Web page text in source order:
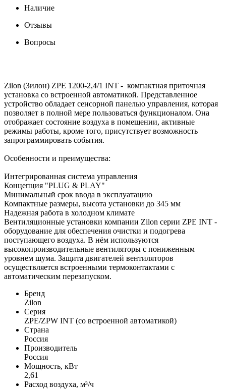
Наличие
Отзывы
Вопросы
Zilon (Зилон) ZPE 1200-2,4/1 INT - компактная приточная
установка со встроенной автоматикой. Представленное
устройство обладает сенсорной панелью управления, которая
позволяет в полной мере пользоваться функционалом. Она
отображает состояние воздуха в помещении, активные
режимы работы, кроме того, присутствует возможность
запрограммировать события.
Особенности и преимущества:
Интегрированная система управления
Концепция "PLUG & PLAY"
Минимальный срок ввода в эксплуатацию
Компактные размеры, высота установки до 345 мм
Надежная работа в холодном климате
Вентиляционные установки компании Zilon серии ZPE INT -
оборудование для обеспечения очистки и подогрева
поступающего воздуха. В нём используются
высокопроизводительные вентиляторы с пониженным
уровнем шума. Защита двигателей вентиляторов
осуществляется встроенными термоконтактами с
автоматическим перезапуском.
Бренд
Zilon
Серия
ZPE/ZPW INT (со встроенной автоматикой)
Страна
Россия
Производитель
Россия
Мощность, кВт
2,61
Расход воздуха, м³/ч